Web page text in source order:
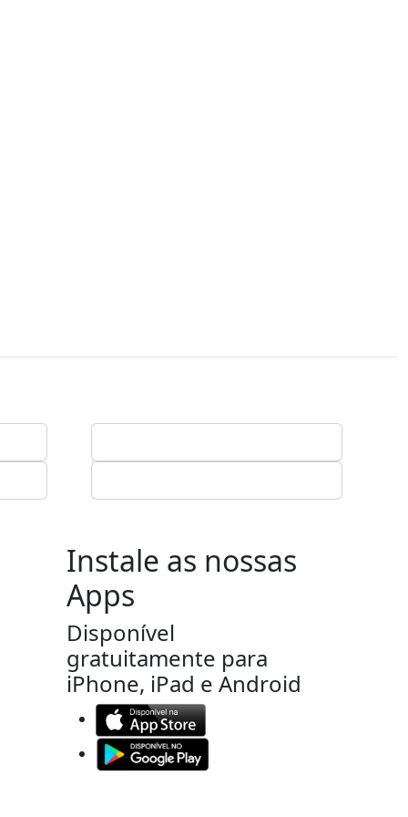
Instale as nossas
Apps
Disponível
gratuitamente para
iPhone, iPad e Android